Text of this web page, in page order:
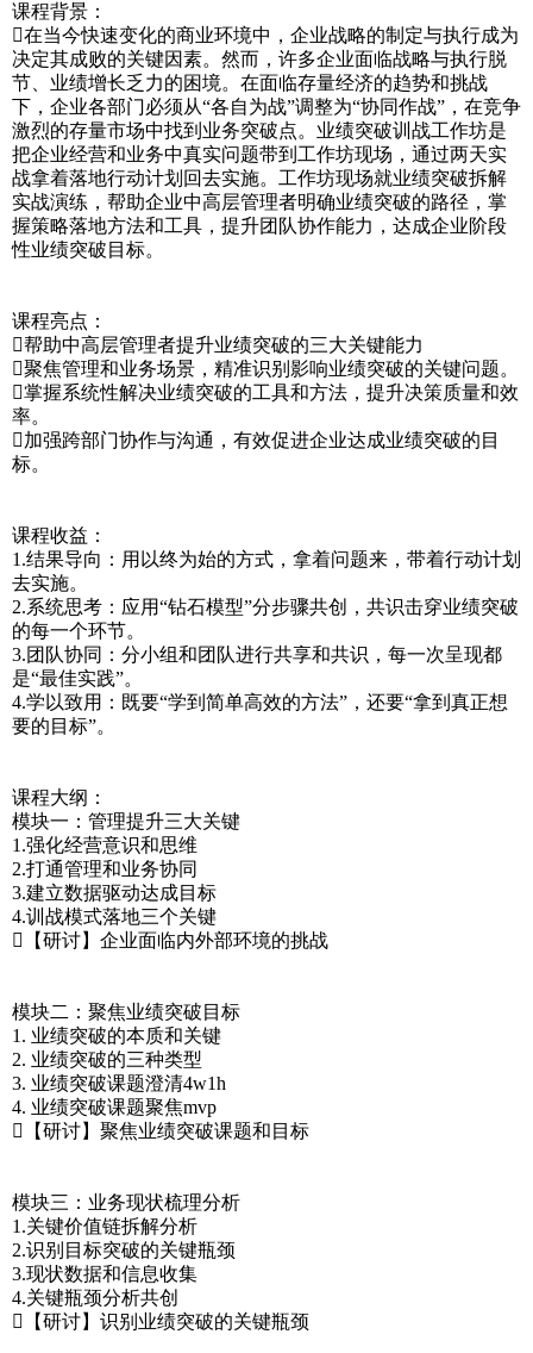
课程背景：
在当今快速变化的商业环境中，企业战略的制定与执行成为
决定其成败的关键因素。然而，许多企业面临战略与执行脱
节、业绩增长乏力的困境。在面临存量经济的趋势和挑战
下，企业各部门必须从“各自为战”调整为“协同作战”，在竞争
激烈的存量市场中找到业务突破点。业绩突破训战工作坊是
把企业经营和业务中真实问题带到工作坊现场，通过两天实
战拿着落地行动计划回去实施。工作坊现场就业绩突破拆解
实战演练，帮助企业中高层管理者明确业绩突破的路径，掌
握策略落地方法和工具，提升团队协作能力，达成企业阶段
性业绩突破目标。
课程亮点：
帮助中高层管理者提升业绩突破的三大关键能力
聚焦管理和业务场景，精准识别影响业绩突破的关键问题。
掌握系统性解决业绩突破的工具和方法，提升决策质量和效
率。
加强跨部门协作与沟通，有效促进企业达成业绩突破的目
标。
课程收益：
1.结果导向：用以终为始的方式，拿着问题来，带着行动计划
去实施。
2.系统思考：应用“钻石模型”分步骤共创，共识击穿业绩突破
的每一个环节。
3.团队协同：分小组和团队进行共享和共识，每一次呈现都
是“最佳实践”。
4.学以致用：既要“学到简单高效的方法”，还要“拿到真正想
要的目标”。
课程大纲：
模块一：管理提升三大关键
1.强化经营意识和思维
2.打通管理和业务协同
3.建立数据驱动达成目标
4.训战模式落地三个关键
【研讨】企业面临内外部环境的挑战
模块二：聚焦业绩突破目标
1. 业绩突破的本质和关键
2. 业绩突破的三种类型
3. 业绩突破课题澄清4w1h
4. 业绩突破课题聚焦mvp
【研讨】聚焦业绩突破课题和目标
模块三：业务现状梳理分析
1.关键价值链拆解分析
2.识别目标突破的关键瓶颈
3.现状数据和信息收集
4.关键瓶颈分析共创
【研讨】识别业绩突破的关键瓶颈